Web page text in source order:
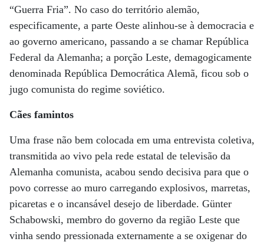
“Guerra Fria”. No caso do território alemão,
especificamente, a parte Oeste alinhou-se à democracia e
ao governo americano, passando a se chamar República
Federal da Alemanha; a porção Leste, demagogicamente
denominada República Democrática Alemã, ficou sob o
jugo comunista do regime soviético.
Cães famintos
Uma frase não bem colocada em uma entrevista coletiva,
transmitida ao vivo pela rede estatal de televisão da
Alemanha comunista, acabou sendo decisiva para que o
povo corresse ao muro carregando explosivos, marretas,
picaretas e o incansável desejo de liberdade. Günter
Schabowski, membro do governo da região Leste que
vinha sendo pressionada externamente a se oxigenar do